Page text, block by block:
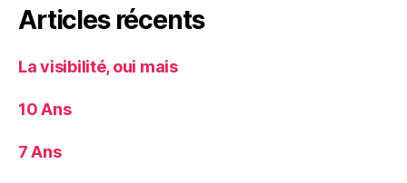
Articles récents
La visibilité, oui mais
10 Ans
7 Ans